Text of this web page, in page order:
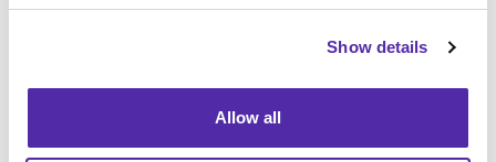
Show details
Allow all
ontwikkelen, kunt u de agility, resilience en
winstgevendheid van uw bedrijf verbeteren.